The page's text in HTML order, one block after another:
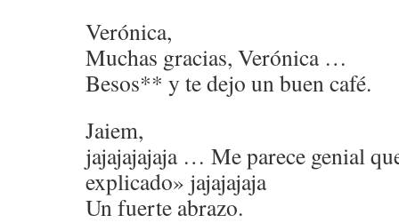
Verónica,
Muchas gracias, Verónica …
Besos** y te dejo un buen café.
Jaiem,
jajajajajaja … Me parece genial
explicado» jajajajaja
Un fuerte abrazo.